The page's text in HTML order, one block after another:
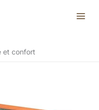
et confort